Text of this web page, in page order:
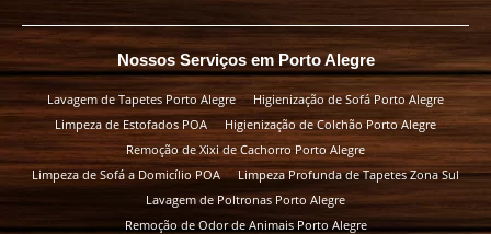
Nossos Serviços em Porto Alegre
Lavagem de Tapetes Porto Alegre
Higienização de Sofá Porto Alegre
Limpeza de Estofados POA
Higienização de Colchão Porto Alegre
Remoção de Xixi de Cachorro Porto Alegre
Limpeza de Sofá a Domicílio POA
Limpeza Profunda de Tapetes Zona Sul
Lavagem de Poltronas Porto Alegre
Remoção de Odor de Animais Porto Alegre